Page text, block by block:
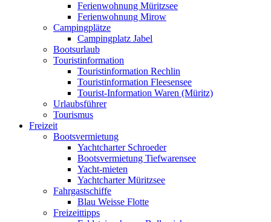
Ferienwohnung Müritzsee
Ferienwohnung Mirow
Campingplätze
Campingplatz Jabel
Bootsurlaub
Touristinformation
Touristinformation Rechlin
Touristinformation Fleesensee
Tourist-Information Waren (Müritz)
Urlaubsführer
Tourismus
Freizeit
Bootsvermietung
Yachtcharter Schroeder
Bootsvermietung Tiefwarensee
Yacht-mieten
Yachtcharter Müritzsee
Fahrgastschiffe
Blau Weisse Flotte
Freizeittipps